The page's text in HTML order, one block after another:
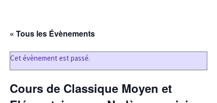
« Tous les Évènements
Cet évènement est passé.
Cours de Classique Moyen et